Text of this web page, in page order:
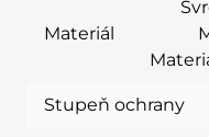
Materiál
Stupeň ochrany